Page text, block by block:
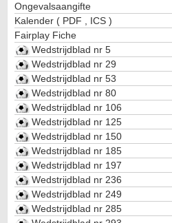
Ongevalsaangifte
Kalender ( PDF ICS )
Fairplay Fiche
Wedstrijdblad nr 5
Wedstrijdblad nr 29
Wedstrijdblad nr 53
Wedstrijdblad nr 80
Wedstrijdblad nr 106
Wedstrijdblad nr 125
Wedstrijdblad nr 150
Wedstrijdblad nr 185
Wedstrijdblad nr 197
Wedstrijdblad nr 236
Wedstrijdblad nr 249
Wedstrijdblad nr 285